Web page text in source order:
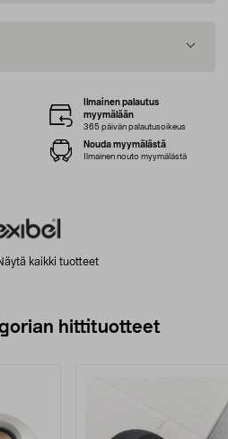
kaikki tuotteet
Ilmainen palautus
myymälään
365 päivän palautusoikeus
Nouda myymälästä
Ilmainen nouto myymälästä
hittituotteet